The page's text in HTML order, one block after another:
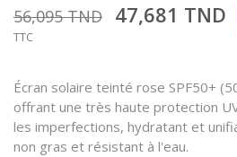
56,095 TND 47,681 TND
TTC
Écran solaire teinté rose SPF50+
offrant une très haute protection
les imperfections, hydratant et
non gras et résistant à l'eau.